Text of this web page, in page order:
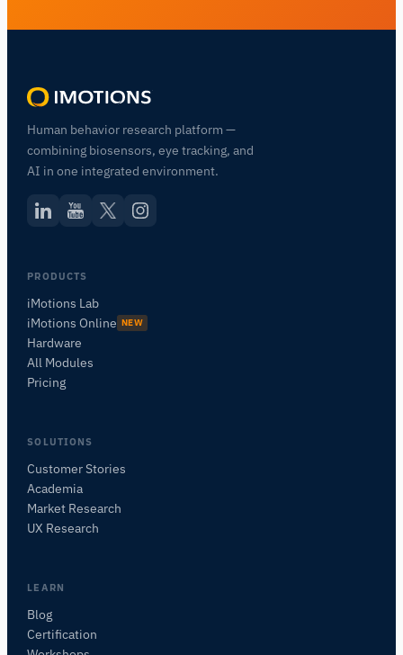
Human behavior research platform —
combining biosensors, eye tracking, and
AI in one integrated environment.
PRODUCTS
iMotions Lab
iMotions Online NEW
Hardware
All Modules
Pricing
SOLUTIONS
Customer Stories
Academia
Market Research
UX Research
LEARN
Blog
Certification
Posez des questions sur les méthodes de